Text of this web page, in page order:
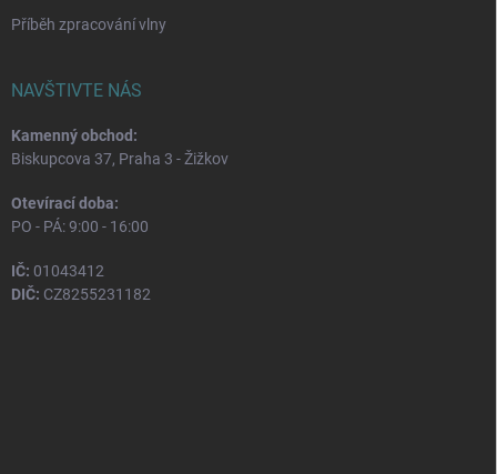
Příběh zpracování vlny
NAVŠTIVTE NÁS
Kamenný obchod:
Biskupcova 37, Praha 3 - Žižkov
Otevírací doba:
PO - PÁ: 9:00 - 16:00
IČ: 01043412
DIČ: CZ8255231182